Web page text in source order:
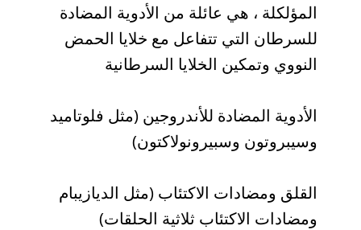
المؤلكلة ، هي عائلة من الأدوية المضادة
للسرطان التي تتفاعل مع خلايا الحمض
النووي وتمكين الخلايا السرطانية
الأدوية المضادة للأندروجين (مثل فلوتاميد
وسيبروتون وسبيرونولاكتون)
القلق ومضادات الاكتئاب (مثل الديازيبام
ومضادات الاكتئاب ثلاثية الحلقات)